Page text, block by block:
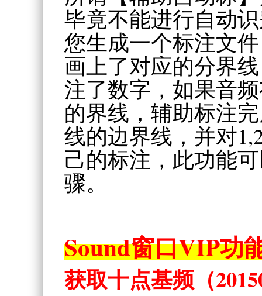
毕竟不能进行自动
您生成一个标注文
画上了对应的分界
注了数字，如果音
的界线，辅助标注
线的边界线，并对
己的标注，此功能
骤。
Sound窗口VIP功
获取十点基频 （